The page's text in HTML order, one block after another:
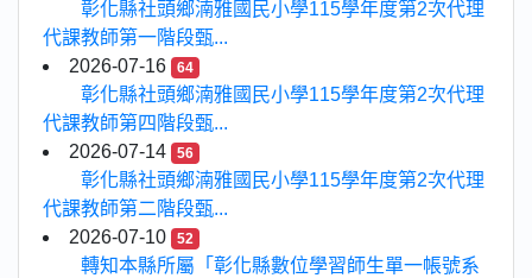
彰化縣社頭鄉湳雅國民小學115學年度第2次代理
代課教師第一階段甄...
2026-07-16
64
彰化縣社頭鄉湳雅國民小學115學年度第2次代理
代課教師第四階段甄...
2026-07-14
56
彰化縣社頭鄉湳雅國民小學115學年度第2次代理
代課教師第二階段甄...
2026-07-10
52
轉知本縣所屬「彰化縣數位學習師生單一帳號系